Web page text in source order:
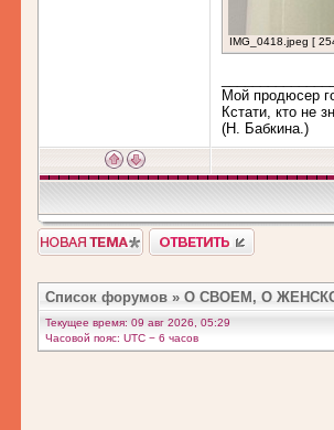
IMG_0418.jpeg [
Мой продюсер
Кстати, кто не
(Н. Бабкина.)
Список форумов » О СВОЕМ, О
Текущее время: 09 авг 2026, 05:29
Часовой пояс: UTC − 6 часов